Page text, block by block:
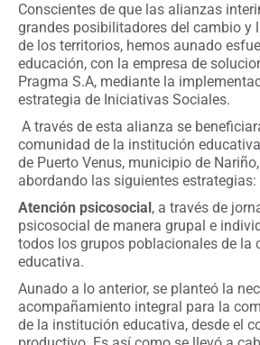
Conscientes de que las alianzas
grandes posibilitadores del cambio y
de los territorios, hemos aunado
educación, con la empresa de
Pragma S.A, mediante la
estrategia de Iniciativas Sociales.
A través de esta alianza se
comunidad de la institución
de Puerto Venus, municipio de
abordando las siguientes estrategias:
Atención psicosocial , a través de
psicosocial de manera grupal e
todos los grupos poblacionales de la
educativa.
Aunado a lo anterior, se planteó la
acompañamiento integral para la
de la institución educativa, desde el